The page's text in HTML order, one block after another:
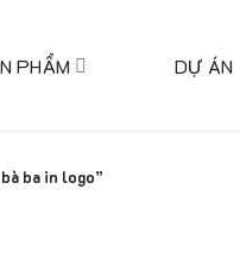
PHẨM DỰ ÁN
ba in logo”